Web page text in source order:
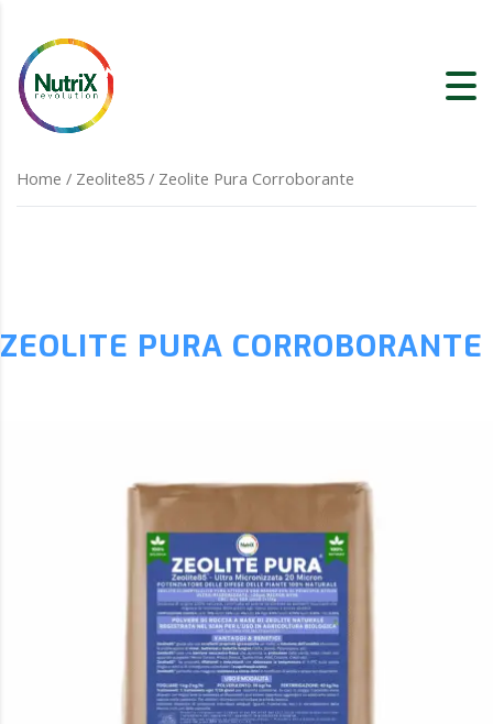
Home / Zeolite85 / Zeolite Pura Corroborante
ZEOLITE PURA CORROBORANTE